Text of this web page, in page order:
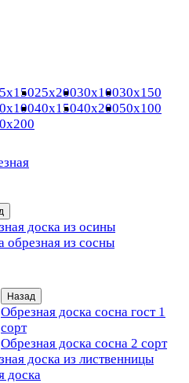
25х20030х10030х150
40х15040х20050х100
доска из осины
обрезная из сосны
Назад
Обрезная доска сосна гост 1
сорт
Обрезная доска сосна 2 сорт
доска из лиственницы
доска